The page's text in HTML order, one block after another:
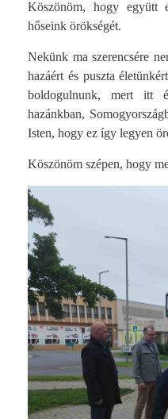
Köszönöm, hogy együtt
hőseink örökségét.
Nekünk ma szerencsére
hazáért és puszta
boldogulnunk, mert itt
hazánkban,
Isten, hogy ez így legyen
Köszönöm szépen, hogy